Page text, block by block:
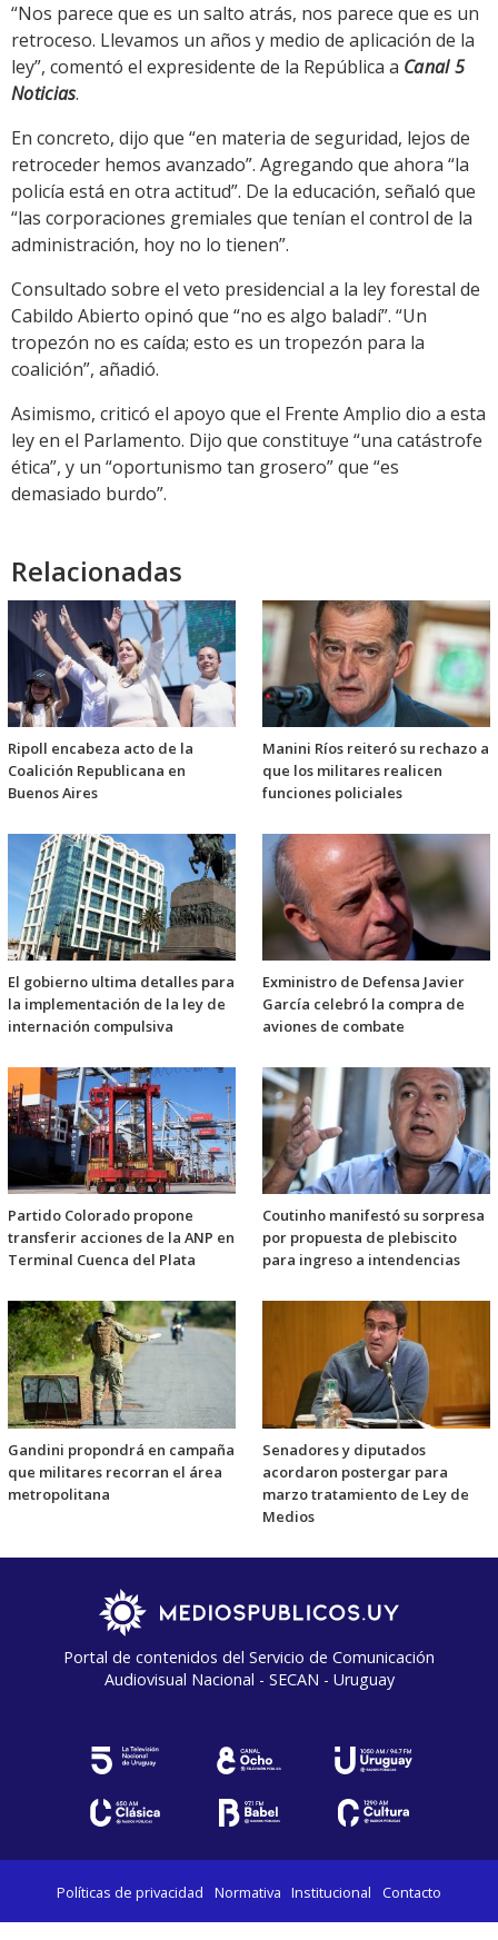
“Nos parece que es un salto atrás, nos parece que es un
retroceso. Llevamos un años y medio de aplicación de la
ley”, comentó el expresidente de la República a Canal 5
Noticias.
En concreto, dijo que “en materia de seguridad, lejos de
retroceder hemos avanzado”. Agregando que ahora “la
policía está en otra actitud”. De la educación, señaló que
“las corporaciones gremiales que tenían el control de la
administración, hoy no lo tienen”.
Consultado sobre el veto presidencial a la ley forestal de
Cabildo Abierto opinó que “no es algo baladí”. “Un
tropezón no es caída; esto es un tropezón para la
coalición”, añadió.
Asimismo, criticó el apoyo que el Frente Amplio dio a esta
ley en el Parlamento. Dijo que constituye “una catástrofe
ética”, y un “oportunismo tan grosero” que “es
demasiado burdo”.
Relacionadas
Ripoll encabeza acto de la
Coalición Republicana en
Buenos Aires
Manini Ríos reiteró su rechazo a
que los militares realicen
funciones policiales
El gobierno ultima detalles para
la implementación de la ley de
internación compulsiva
Exministro de Defensa Javier
García celebró la compra de
aviones de combate
Partido Colorado propone
transferir acciones de la ANP en
Terminal Cuenca del Plata
Coutinho manifestó su sorpresa
por propuesta de plebiscito
para ingreso a intendencias
Gandini propondrá en campaña
que militares recorran el área
metropolitana
Senadores y diputados
acordaron postergar para
marzo tratamiento de Ley de
Medios
Portal de contenidos del Servicio de Comunicación
Audiovisual Nacional - SECAN - Uruguay
Políticas de privacidad Normativa Institucional Contacto